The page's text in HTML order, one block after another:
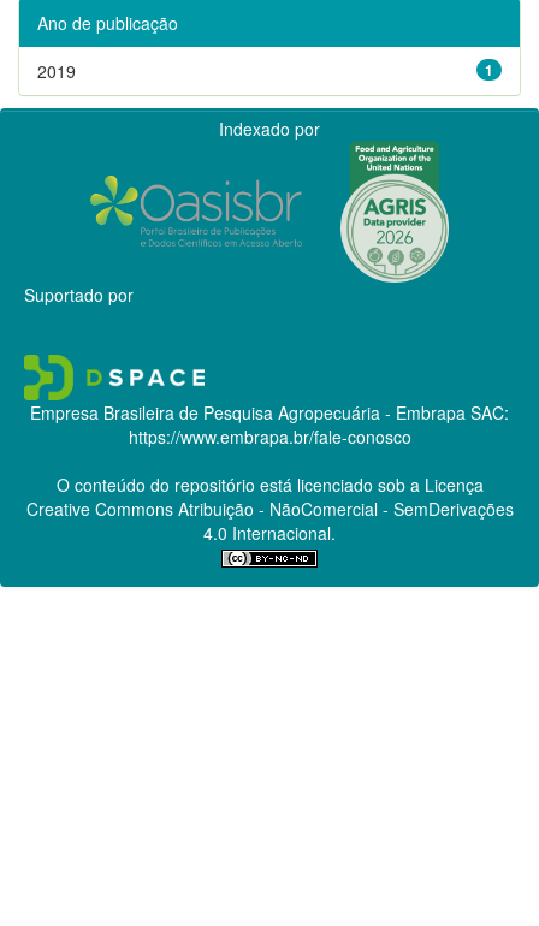
Ano de publicação
1
2019
Indexado por
Suportado por
Empresa Brasileira de Pesquisa Agropecuária - Embrapa SAC:
https://www.embrapa.br/fale-conosco
O conteúdo do repositório está licenciado sob a Licença
Creative CommonsAtribuição - NãoComercial - SemDerivações
4.0 Internacional.